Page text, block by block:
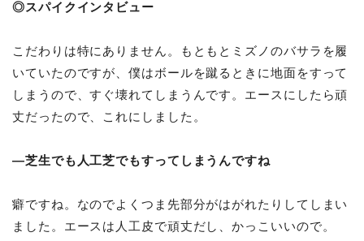
◎スパイクインタビュー
こだわりは特にありません。もともとミズノのバサラを履
いていたのですが、僕はボールを蹴るときに地面をすって
しまうので、すぐ壊れてしまうんです。エースにしたら頑
丈だったので、これにしました。
―芝生でも人工芝でもすってしまうんですね
癖ですね。なのでよくつま先部分がはがれたりしてしまい
ました。エースは人工皮で頑丈だし、かっこいいので。